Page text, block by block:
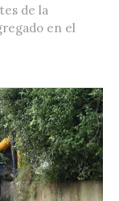
de la
en el